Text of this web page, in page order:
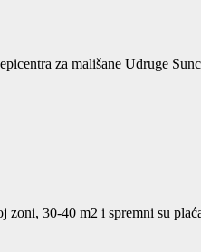
za mališane Udruge
zoni, 30-40 m2 i spremni su